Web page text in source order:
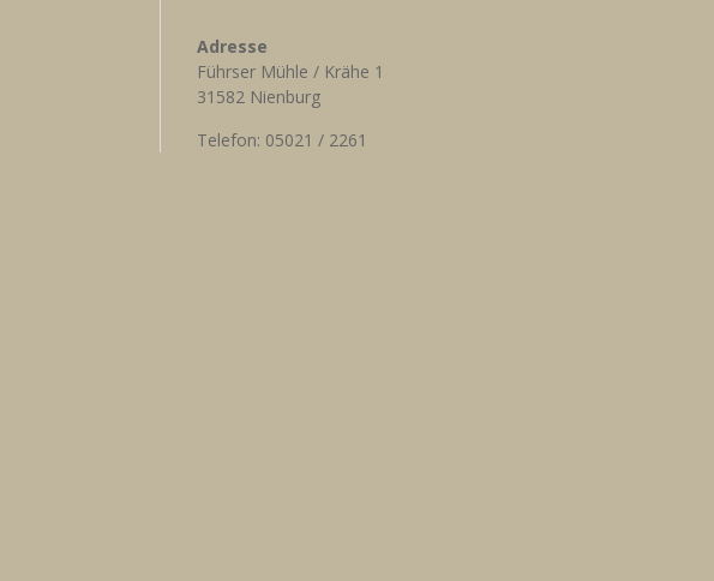
Adresse
Führser Mühle / Krähe 1
31582 Nienburg
Telefon: 05021 / 2261